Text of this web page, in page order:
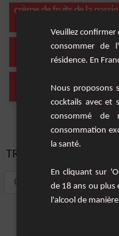
crème de fruits de la
whisky
(1 Cocktail)
(1 Cocktail)
TRIER PAR:
Veuillez confirmer
consommer de
résidence. En
Nous proposons
cocktails avec et
consommé de
consommation
la santé.
En cliquant sur
de 18 ans ou plus
l'alcool de